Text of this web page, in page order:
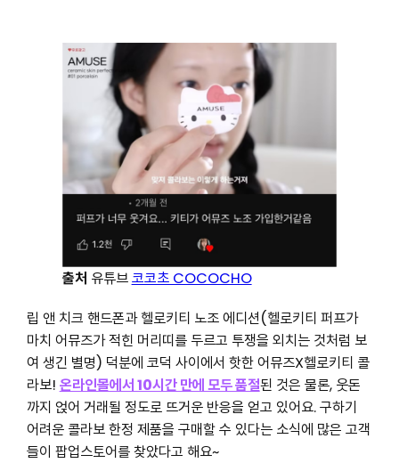
출처 유튜브코코초 COCOCHO
립 앤 치크 핸드폰과 헬로키티 노조 에디션(헬로키티 퍼프가
마치 어뮤즈가 적힌 머리띠를 두르고 투쟁을 외치는 것처럼 보
여 생긴 별명) 덕분에 코덕 사이에서 핫한 어뮤즈X헬로키티 콜
라보! 온라인몰에서 10시간 만에 모두 품절된 것은 물론, 웃돈
까지 얹어 거래될 정도로 뜨거운 반응을 얻고 있어요. 구하기
어려운 콜라보 한정 제품을 구매할 수 있다는 소식에 많은 고객
들이 팝업스토어를 찾았다고 해요~